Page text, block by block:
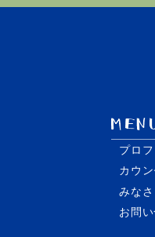
プロ
カウ
みな
お問